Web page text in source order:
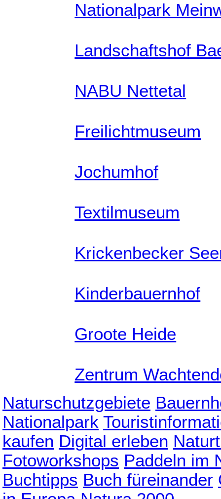
Nationalpark
Landschaftshof
NABU Nettetal
Freilichtmuseum
Jochumhof
Textilmuseum
Krickenbecker
Kinderbauernhof
Groote Heide
Zentrum
Naturschutzgebiete
Nationalpark
kaufen Digital erleben
Fotoworkshops Paddeln im
Buchtipps Buch füreinander